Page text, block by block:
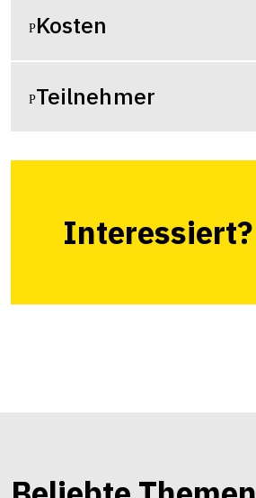
Kosten
Teilnehmer
Interessiert?